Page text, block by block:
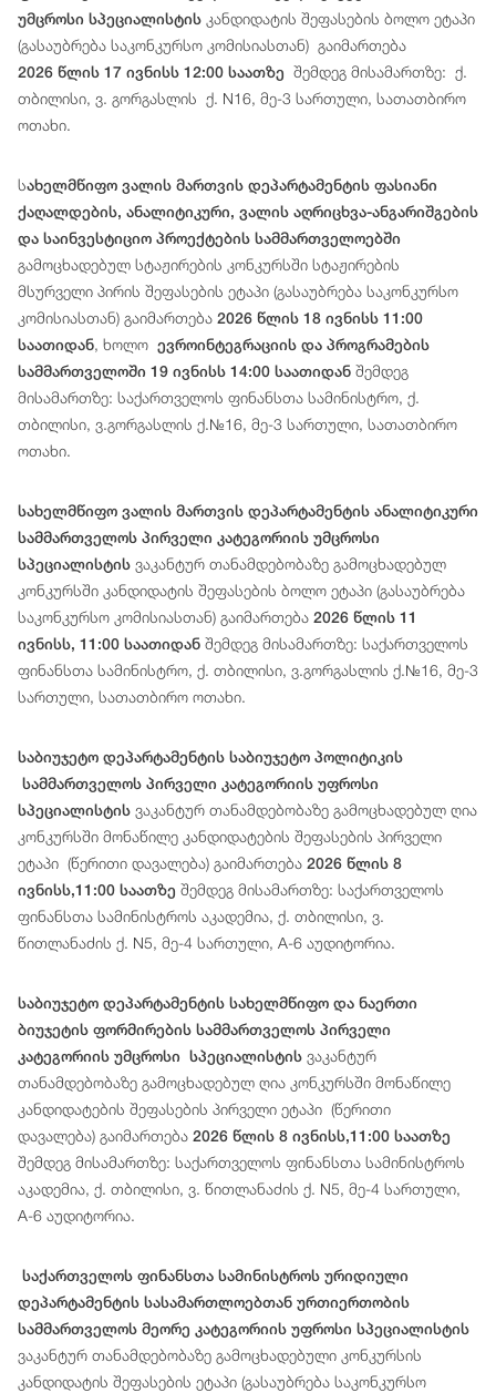
უმცროსი სპეციალისტის კანდიდატის შეფასების ბოლო ეტაპი
(გასაუბრება საკონკურსო კომისიასთან) გაიმართება
2026 წლის 17 ივნისს 12:00 საათზე შემდეგ მისამართზე: ქ.
თბილისი, ვ. გორგასლის ქ. N16, მე-3 სართული, სათათბირო
ოთახი.
სახელმწიფო ვალის მართვის დეპარტამენტის ფასიანი
ქაღალდების, ანალიტიკური, ვალის აღრიცხვა-ანგარიშგების
და საინვესტიციო პროექტების სამმართველოებში
გამოცხადებულ სტაჟირების კონკურსში სტაჟირების
მსურველი პირის შეფასების ეტაპი (გასაუბრება საკონკურსო
კომისიასთან) გაიმართება 2026 წლის 18 ივნისს 11:00
საათიდან, ხოლო ევროინტეგრაციის და პროგრამების
სამმართველოში 19 ივნისს 14:00 საათიდან შემდეგ
მისამართზე: საქართველოს ფინანსთა სამინისტრო, ქ.
თბილისი, ვ.გორგასლის ქ.№16, მე-3 სართული, სათათბირო
ოთახი.
სახელმწიფო ვალის მართვის დეპარტამენტის ანალიტიკური
სამმართველოს პირველი კატეგორიის უმცროსი
სპეციალისტის ვაკანტურ თანამდებობაზე გამოცხადებულ
კონკურსში კანდიდატის შეფასების ბოლო ეტაპი (გასაუბრება
საკონკურსო კომისიასთან) გაიმართება 2026 წლის 11
ივნისს, 11:00 საათიდან შემდეგ მისამართზე: საქართველოს
ფინანსთა სამინისტრო, ქ. თბილისი, ვ.გორგასლის ქ.№16, მე-3
სართული, სათათბირო ოთახი.
საბიუჯეტო დეპარტამენტის საბიუჯეტო პოლიტიკის
სამმართველოს პირველი კატეგორიის უფროსი
სპეციალისტის ვაკანტურ თანამდებობაზე გამოცხადებულ ღია
კონკურსში მონაწილე კანდიდატების შეფასების პირველი
ეტაპი (წერითი დავალება) გაიმართება 2026 წლის 8
ივნისს,11:00 საათზე შემდეგ მისამართზე: საქართველოს
ფინანსთა სამინისტროს აკადემია, ქ. თბილისი, ვ.
წითლანაძის ქ. N5, მე-4 სართული, A-6 აუდიტორია.
საბიუჯეტო დეპარტამენტის სახელმწიფო და ნაერთი
ბიუჯეტის ფორმირების სამმართველოს პირველი
კატეგორიის უმცროსი სპეციალისტის ვაკანტურ
თანამდებობაზე გამოცხადებულ ღია კონკურსში მონაწილე
კანდიდატების შეფასების პირველი ეტაპი (წერითი
დავალება) გაიმართება 2026 წლის 8 ივნისს,11:00 საათზე
შემდეგ მისამართზე: საქართველოს ფინანსთა სამინისტროს
აკადემია, ქ. თბილისი, ვ. წითლანაძის ქ. N5, მე-4 სართული,
A-6 აუდიტორია.
საქართველოს ფინანსთა სამინისტროს ურიდიული
დეპარტამენტის სასამართლოებთან ურთიერთობის
სამმართველოს მეორე კატეგორიის უფროსი სპეციალისტის
ვაკანტურ თანამდებობაზე გამოცხადებული კონკურსის
კანდიდატის შეფასების ეტაპი (გასაუბრება საკონკურსო